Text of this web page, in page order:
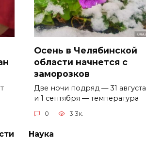
Осень в Челябинской
области начнется с
заморозков
Две ночи подряд — 31 августа
и 1 сентября — температура
0 3.3к.
Наука